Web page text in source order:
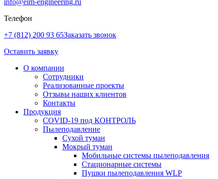
info@eim-engineering.ru
Телефон
+7 (812) 200 93 65Заказать звонок
Оставить заявку
О компании
Сотрудники
Реализованные проекты
Отзывы наших клиентов
Контакты
Продукция
COVID-19 под КОНТРОЛЬ
Пылеподавление
Сухой туман
Мокрый туман
Мобильные системы пылеподавления
Стационарные системы
Пушки пылеподавления WLP